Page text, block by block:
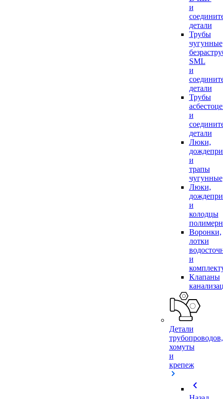
и
детали
Трубы
чугунные
SML
и
детали
Трубы
и
детали
Люки,
и
трапы
чугунные
Люки,
и
колодцы
Воронки,
лотки
и
Клапаны
Детали
трубопроводов,
хомуты
и
крепеж
chevron_left